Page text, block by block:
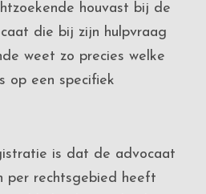
houvast bij de
die bij zijn hulpvraag
weet zo precies welke
op een specifiek
is dat de advocaat
per rechtsgebied heeft